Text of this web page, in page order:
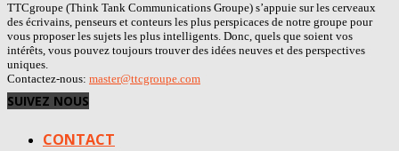
TTCgroupe (Think Tank Communications Groupe) s’appuie sur les cerveaux
des écrivains, penseurs et conteurs les plus perspicaces de notre groupe pour
vous proposer les sujets les plus intelligents. Donc, quels que soient vos
intérêts, vous pouvez toujours trouver des idées neuves et des perspectives
uniques.
Contactez-nous: master@ttcgroupe.com
SUIVEZ NOUS
CONTACT